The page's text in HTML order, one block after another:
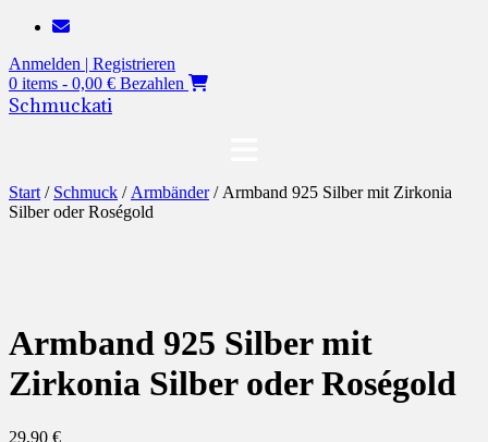
Zum
springen
Anmelden | Registrieren
0 items - 0,00 € Bezahlen
Schmuckati
Start / Schmuck / Armbänder/ Armband 925 Silber mit Zirkonia
Silber oder Roségold
Armband 925 Silber mit
Zirkonia Silber oder Roségold
29,90 €